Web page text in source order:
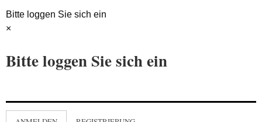
Bitte loggen Sie sich ein
×
Bitte loggen Sie sich ein